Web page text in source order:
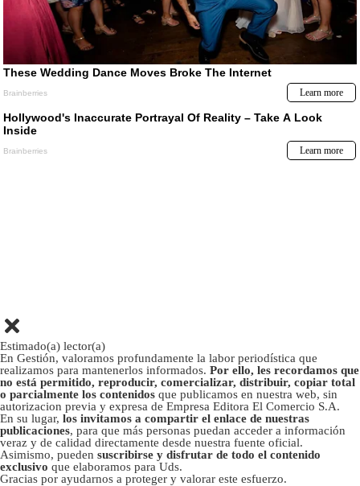
Estimado(a) lector(a)
En Gestión, valoramos profundamente la labor periodística que
realizamos para mantenerlos informados. Por ello, les recordamos que
no está permitido, reproducir, comercializar, distribuir, copiar total
o parcialmente los contenidos que publicamos en nuestra web, sin
autorizacion previa y expresa de Empresa Editora El Comercio S.A.
En su lugar, los invitamos a compartir el enlace de nuestras
publicaciones, para que más personas puedan acceder a información
veraz y de calidad directamente desde nuestra fuente oficial.
Asimismo, pueden suscribirse y disfrutar de todo el contenido
exclusivo que elaboramos para Uds.
Gracias por ayudarnos a proteger y valorar este esfuerzo.